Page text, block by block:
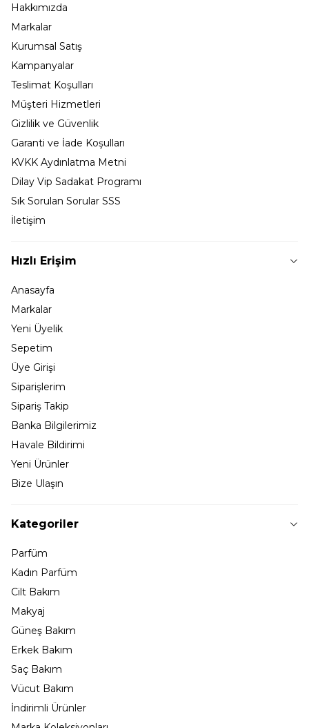
Hakkımızda
Markalar
Kurumsal Satış
Kampanyalar
Teslimat Koşulları
Müşteri Hizmetleri
Gizlilik ve Güvenlik
Garanti ve İade Koşulları
KVKK Aydınlatma Metni
Dilay Vip Sadakat Programı
Sık Sorulan Sorular SSS
İletişim
Hızlı Erişim
Anasayfa
Markalar
Yeni Üyelik
Sepetim
Üye Girişi
Siparişlerim
Sipariş Takip
Banka Bilgilerimiz
Havale Bildirimi
Yeni Ürünler
Bize Ulaşın
Kategoriler
Parfüm
Kadın Parfüm
Cilt Bakım
Makyaj
Güneş Bakım
Erkek Bakım
Saç Bakım
Vücut Bakım
İndirimli Ürünler